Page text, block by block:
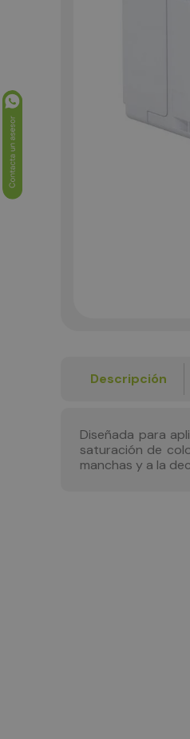
Descripción
Diseñada para
saturación de
manchas y a la